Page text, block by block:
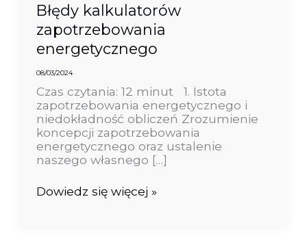
Błędy kalkulatorów
zapotrzebowania
energetycznego
08/03/2024
Czas czytania: 12 minut 1. Istota
zapotrzebowania energetycznego i
niedokładność obliczeń Zrozumienie
koncepcji zapotrzebowania
energetycznego oraz ustalenie
naszego własnego […]
Dowiedz się więcej »